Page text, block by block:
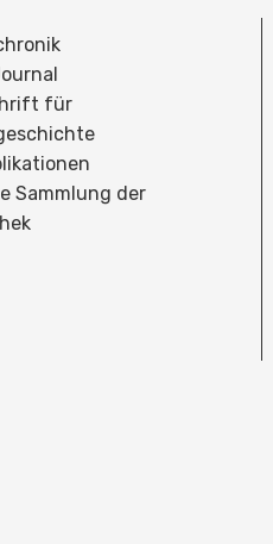
für
Sammlung der